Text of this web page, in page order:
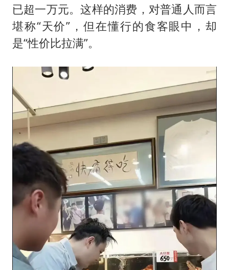
已超一万元。这样的消费，对普通人而言
堪称“天价”，但在懂行的食客眼中，却
是“性价比拉满”。